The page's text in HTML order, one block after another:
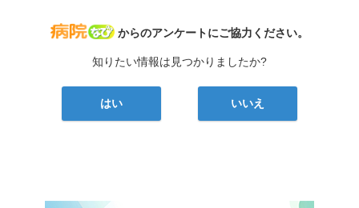
病院なび
からのアンケートにご協力ください。
知りたい情報は見つかりましたか?
はい いいえ